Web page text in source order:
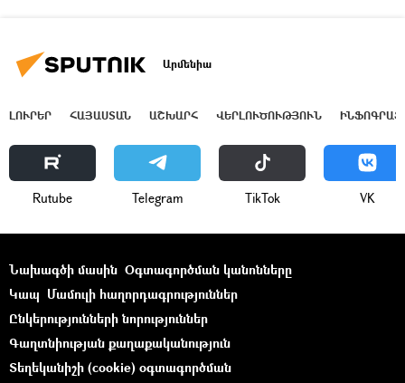
Արմենիա
ԼՈՒՐԵՐ ՀԱՅԱՍՏԱՆ ԱՇԽԱՐՀ ՎԵՐԼՈՒԾՈՒԹՅՈՒՆ
Rutube Telegram ТikТоk VK
Նախագծի մասին Օգտագործման կանոնները
Կապ Մամուլի հաղորդագրություններ
Ընկերությունների նորություններ
Գաղտնիության քաղաքականություն
Տեղեկանիշի (cookie) օգտագործման